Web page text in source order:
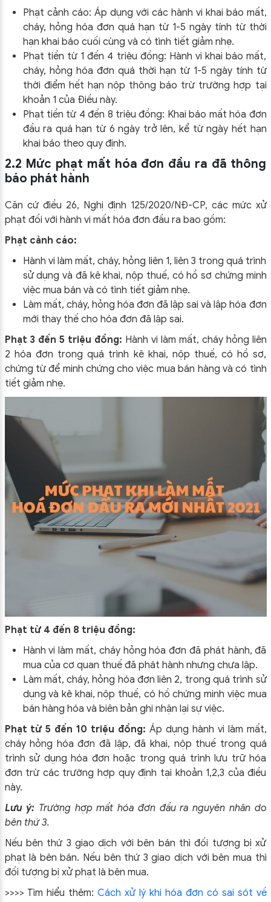
Phạt cảnh cáo: Áp dụng với các hành vi khai báo mất,
cháy, hỏng hóa đơn quá hạn từ 1-5 ngày tính từ thời
hạn khai báo cuối cùng và có tình tiết giảm nhẹ.
Phạt tiền từ 1 đến 4 triệu đồng: Hành vi khai báo mất,
cháy, hỏng hóa đơn quá thời hạn từ 1-5 ngày tính từ
thời điểm hết hạn nộp thông báo trừ trường hợp tại
khoản 1 của Điều này.
Phạt tiền từ 4 đến 8 triệu đồng: Khai báo mất hóa đơn
đầu ra quá hạn từ 6 ngày trở lên, kể từ ngày hết hạn
khai báo theo quy định.
2.2 Mức phạt mất hóa đơn đầu ra đã thông
báo phát hành
Căn cứ điều 26, Nghị định 125/2020/NĐ-CP, các mức xử
phạt đối với hành vi mất hóa đơn đầu ra bao gồm:
Phạt cảnh cáo:
Hành vi làm mất, cháy, hỏng liên 1, liên 3 trong quá trình
sử dụng và đã kê khai, nộp thuế, có hồ sơ chứng minh
việc mua bán và có tình tiết giảm nhẹ.
Làm mất, cháy, hỏng hóa đơn đã lập sai và lập hóa đơn
mới thay thế cho hóa đơn đã lập sai.
Phạt 3 đến 5 triệu đồng: Hành vi làm mất, cháy hỏng liên
2 hóa đơn trong quá trình kê khai, nộp thuế, có hồ sơ,
chứng từ để minh chứng cho việc mua bán hàng và có tình
tiết giảm nhẹ.
Phạt từ 4 đến 8 triệu đồng:
Hành vi làm mất, cháy hỏng hóa đơn đã phát hành, đã
mua của cơ quan thuế đã phát hành nhưng chưa lập.
Làm mất, cháy, hỏng hóa đơn liên 2, trong quá trình sử
dụng và kê khai, nộp thuế, có hồ chứng minh việc mua
bán hàng hóa và biên bản ghi nhận lại sự việc.
Phạt từ 5 đến 10 triệu đồng: Áp dụng hành vi làm mất,
cháy hỏng hóa đơn đã lập, đã khai, nộp thuế trong quá
trình sử dụng hóa đơn hoặc trong quá trình lưu trữ hóa
đơn trừ các trường hợp quy định tại khoản 1,2,3 của điều
này.
Lưu ý: Trường hợp mất hóa đơn đầu ra nguyên nhân do
bên thứ 3.
Nếu bên thứ 3 giao dịch với bên bán thì đối tượng bị xử
phạt là bên bán. Nếu bên thứ 3 giao dịch với bên mua thì
đối tượng bị xử phạt là bên mua.
>>>> Tìm hiểu thêm: Cách xử lý khi hóa đơn có sai sót về